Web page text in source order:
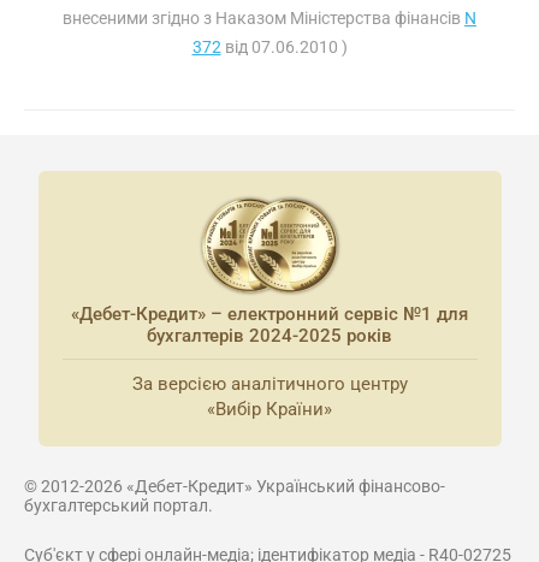
внесеними згідно з Наказом Міністерства фінансів N
372 від 07.06.2010 )
«Дебет-Кредит» – електронний сервіс №1 для
бухгалтерів 2024-2025 років
За версією аналітичного центру
«Вибір Країни»
© 2012-2026 «Дебет-Кредит» Український фінансово-
бухгалтерський портал.
Суб'єкт у сфері онлайн-медіа; ідентифікатор медіа - R40-02725